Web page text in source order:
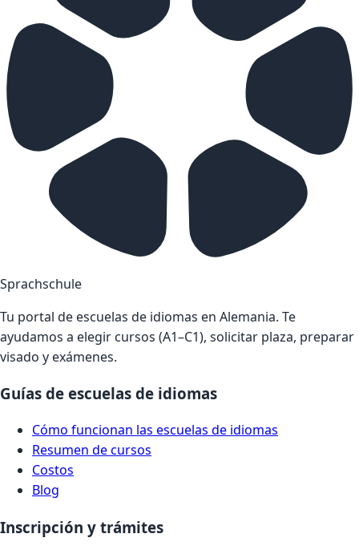
Sprachschule
Tu portal de escuelas de idiomas en Alemania. Te
ayudamos a elegir cursos (A1–C1), solicitar plaza, preparar
visado y exámenes.
Guías de escuelas de idiomas
Cómo funcionan las escuelas de idiomas
Resumen de cursos
Costos
Blog
Inscripción y trámites